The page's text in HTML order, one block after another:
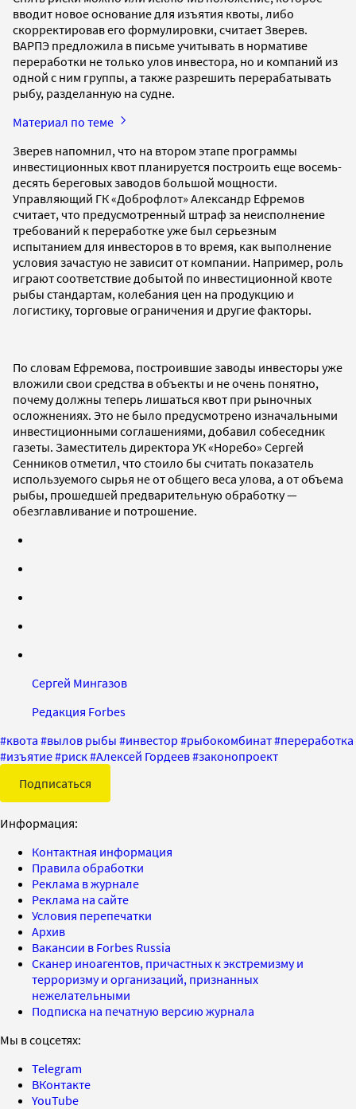
вводит новое основание для изъятия квоты, либо
скорректировав его формулировки, считает Зверев.
ВАРПЭ предложила в письме учитывать в нормативе
переработки не только улов инвестора, но и компаний из
одной с ним группы, а также разрешить перерабатывать
рыбу, разделанную на судне.
Материал по теме
Зверев напомнил, что на втором этапе программы
инвестиционных квот планируется построить еще восемь-
десять береговых заводов большой мощности.
Управляющий ГК «Доброфлот» Александр Ефремов
считает, что предусмотренный штраф за неисполнение
требований к переработке уже был серьезным
испытанием для инвесторов в то время, как выполнение
условия зачастую не зависит от компании. Например, роль
играют соответствие добытой по инвестиционной квоте
рыбы стандартам, колебания цен на продукцию и
логистику, торговые ограничения и другие факторы.
По словам Ефремова, построившие заводы инвесторы уже
вложили свои средства в объекты и не очень понятно,
почему должны теперь лишаться квот при рыночных
осложнениях. Это не было предусмотрено изначальными
инвестиционными соглашениями, добавил собеседник
газеты. Заместитель директора УК «Норебо» Сергей
Сенников отметил, что стоило бы считать показатель
используемого сырья не от общего веса улова, а от объема
рыбы, прошедшей предварительную обработку —
обезглавливание и потрошение.
Сергей Мингазов
Редакция Forbes
#квота #вылов рыбы #инвестор #рыбокомбинат#переработка
#изъятие#риск#Алексей Гордеев#законопроект
Подписаться
Информация:
Контактная информация
Правила обработки
Реклама в журнале
Реклама на сайте
Условия перепечатки
Архив
Вакансии в Forbes Russia
Сканер иноагентов, причастных к экстремизму и
терроризму и организаций, признанных
нежелательными
Подписка на печатную версию журнала
Мы в соцсетях:
Telegram
ВКонтакте
YouTube